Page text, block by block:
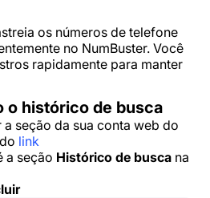
os números de telefone
no NumBuster. Você
rapidamente para manter
o histórico de busca
a seção da sua conta web do
link
a seção Histórico de busca na